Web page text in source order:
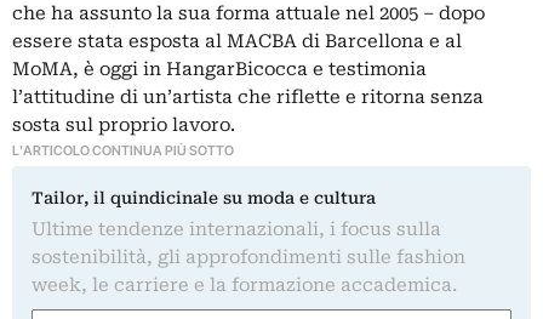
che ha assunto la sua forma attuale nel 2005 – dopo
essere stata esposta al MACBA di Barcellona e al
MoMA, è oggi in HangarBicocca e testimonia
l’attitudine di un’artista che riflette e ritorna senza
sosta sul proprio lavoro.
L'ARTICOLO CONTINUA PIÙ SOTTO
Tailor, il quindicinale su moda e cultura
Ultime tendenze internazionali, i focus sulla
sostenibilità, gli approfondimenti sulle fashion
week, le carriere e la formazione accademica.